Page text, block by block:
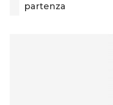
partenza